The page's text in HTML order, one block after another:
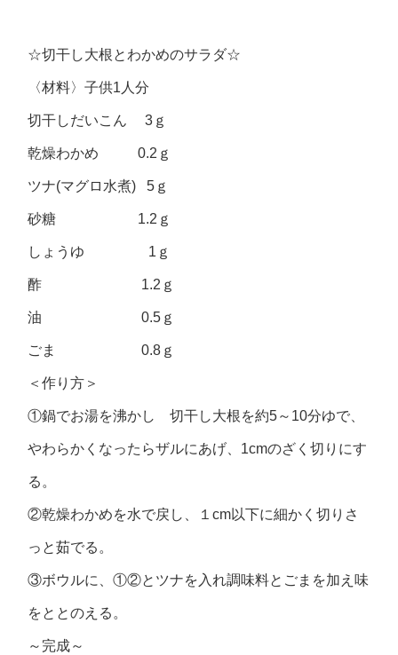
☆切干し大根とわかめのサラダ☆
〈材料〉子供1人分
切干しだいこん 3ｇ
乾燥わかめ 0.2ｇ
ツナ(マグロ水煮) 5ｇ
砂糖 1.2ｇ
しょうゆ 1ｇ
酢 1.2ｇ
油 0.5ｇ
ごま 0.8ｇ
＜作り方＞
①鍋でお湯を沸かし 切干し大根を約5～10分ゆで、
やわらかくなったらザルにあげ、1cmのざく切りにす
る。
②乾燥わかめを水で戻し、１cm以下に細かく切りさ
っと茹でる。
③ボウルに、①②とツナを入れ調味料とごまを加え味
をととのえる。
～完成～